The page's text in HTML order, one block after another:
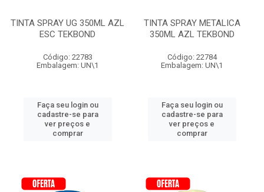
TINTA SPRAY UG 350ML AZL
ESC TEKBOND
Código: 22783
Embalagem: UN\1
Faça seu login ou
cadastre-se para
ver preços e
comprar
TINTA SPRAY METALICA
350ML AZL TEKBOND
Código: 22784
Embalagem: UN\1
Faça seu login ou
cadastre-se para
ver preços e
comprar